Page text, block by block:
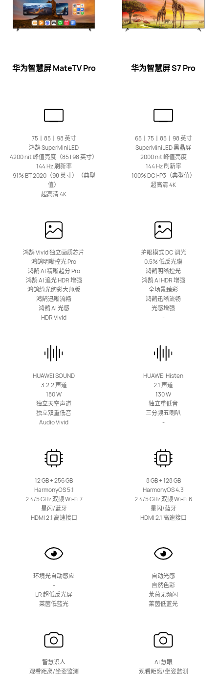
55丨65丨75丨85 英寸
华为智慧屏 S6
华为Vision智慧屏系列
55丨65丨75 英寸
华为Vision智慧屏 6 SE RGB
65丨75丨85丨98 英寸
华为Vision智慧屏 6 Pro
购买
65丨75丨85丨98 英寸
华为Vision智慧屏 6
购买
55丨65丨75丨85 英寸
华为Vision智慧屏 6 SE
了解更多 购买
华为Vision智慧屏 5 Pro
购买
65丨75丨85丨98 英寸
华为智慧屏 MateTV Pro
75丨85丨98 英寸
鸿鹄 SuperMiniLED
4200 nit 峰值亮度（85 | 98 英寸）
144 Hz 刷新率
91% BT.2020（98 英寸）（典型
值）
超高清 4K
鸿鹄 Vivid 独立画质芯片
鸿鹄明晰控光 Pro
鸿鹄 AI 精晰超分 Pro
鸿鹄 AI 追光 HDR 增强
鸿鹄绮光绚彩大师版
鸿鹄迅晰流畅
鸿鹄 AI 光感
HDR Vivid
HUAWEI SOUND
3.2.2 声道
180 W
独立天空声道
独立双重低音
Audio Vivid
12 GB + 256 GB
HarmonyOS 5.1
2.4/5 GHz 双频 Wi-Fi 7
星闪/蓝牙
HDMI 2.1 高速接口
环境光自动感应
-
LR 超低反光屏
莱茵低蓝光
智慧识人
观看距离/坐姿监测
华为智慧屏 S7 Pro
65丨75丨85丨98 英寸
SuperMiniLED 黑晶屏
2000 nit 峰值亮度
144 Hz 刷新率
100% DCI-P3（典型值）
超高清 4K
护眼模式 DC 调光
0.5% 低反光膜
鸿鹄明晰控光
鸿鹄 AI HDR 增强
全场景臻彩
鸿鹄迅晰流畅
光感增强
-
HUAWEI Histen
2.1 声道
130 W
独立重低音
三分频五喇叭
-
8 GB + 128 GB
HarmonyOS 4.3
2.4/5 GHz 双频 Wi-Fi 6
星闪/蓝牙
HDMI 2.1 高速接口
自动光感
自然色彩
莱茵无频闪
莱茵低蓝光
AI 慧眼
观看距离/坐姿监测